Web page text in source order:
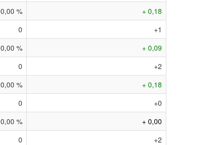
0,00 %
+ 0,18
0
+1
0,00 %
+ 0,09
0
+2
0,00 %
+ 0,18
0
+0
0,00 %
+ 0,00
0
+2